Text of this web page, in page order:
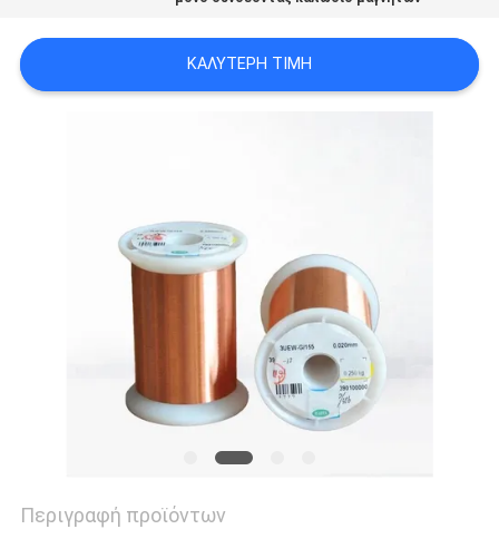
ΑΠΌΣΠΑΣΜΑ
ΚΑΛΎΤΕΡΗ ΤΙΜΉ
Περιγραφή προϊόντων